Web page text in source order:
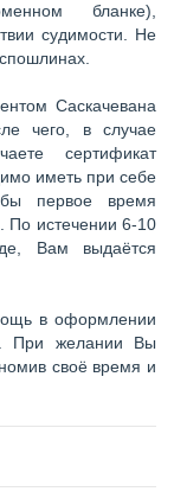
бланке),
судимости. Не
Саскачевана
чего, в случае
сертификат
иметь при себе
первое время
По истечении 6-10
Вам выдаётся
в оформлении
При желании Вы
своё время и